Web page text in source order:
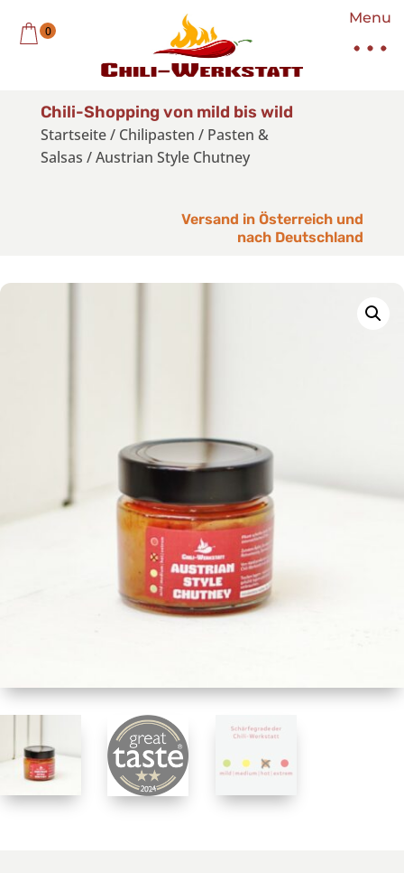
Menu
0
Chili-Shopping von mild bis wild
Startseite/ Chilipasten / Pasten &
Salsas /Austrian Style Chutney
Versand in Österreich und
nach Deutschland